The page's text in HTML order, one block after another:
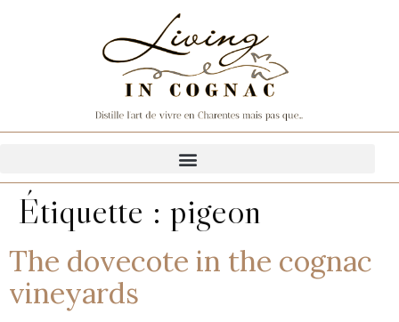
Étiquette : pigeon
The dovecote in the cognac
vineyards